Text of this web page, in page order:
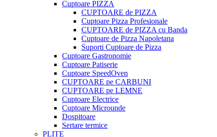
Cuptoare PIZZA
CUPTOARE de PIZZA
Cuptoare Pizza Profesionale
CUPTOARE de PIZZA cu Banda
Cuptoare de Pizza Napoletana
Suporti Cuptoare de Pizza
Cuptoare Gastronomie
Cuptoare Patiserie
Cuptoare SpeedOven
CUPTOARE pe CARBUNI
CUPTOARE pe LEMNE
Cuptoare Electrice
Cuptoare Microunde
Dospitoare
Sertare termice
PLITE